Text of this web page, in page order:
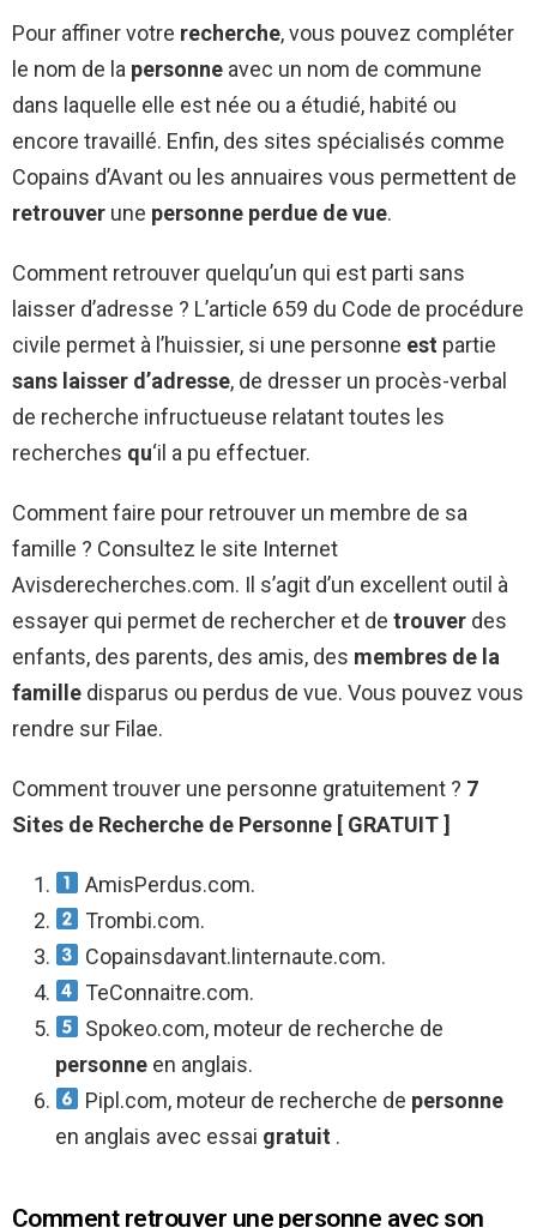
Pour affiner votre recherche, vous pouvez compléter
le nom de la personne avec un nom de commune
dans laquelle elle est née ou a étudié, habité ou
encore travaillé. Enfin, des sites spécialisés comme
Copains d’Avant ou les annuaires vous permettent de
retrouver une personne perdue de vue.
Comment retrouver quelqu’un qui est parti sans
laisser d’adresse ? L’article 659 du Code de procédure
civile permet à l’huissier, si une personne est partie
sans laisser d’adresse, de dresser un procès-verbal
de recherche infructueuse relatant toutes les
recherches qu‘il a pu effectuer.
Comment faire pour retrouver un membre de sa
famille ? Consultez le site Internet
Avisderecherches.com. Il s’agit d’un excellent outil à
essayer qui permet de rechercher et de trouver des
enfants, des parents, des amis, des membres de la
famille disparus ou perdus de vue. Vous pouvez vous
rendre sur Filae.
Comment trouver une personne gratuitement ? 7
Sites de Recherche de Personne [ GRATUIT]
AmisPerdus.com.
Trombi.com.
Copainsdavant.linternaute.com.
TeConnaitre.com.
Spokeo.com, moteur de recherche de
personne en anglais.
Pipl.com, moteur de recherche de personne
en anglais avec essai gratuit .
Comment retrouver une personne avec son